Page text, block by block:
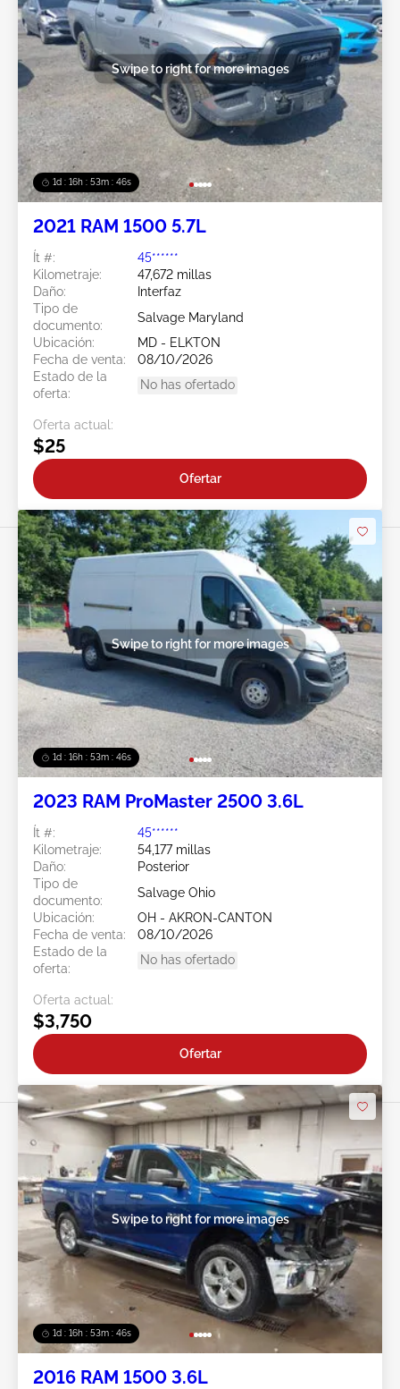
1d : 16h : 53m : 44s
Swipe to right for more images
2021 RAM 1500 5.7L
Ít #:
45******
Kilometraje:
47,672 millas
Daño:
Interfaz
Tipo de
documento:
Salvage Maryland
Ubicación:
MD - ELKTON
Fecha de venta:
08/10/2026
Estado de la
oferta:
No has ofertado
Oferta actual:
$25
Ofertar
1d : 16h : 53m : 44s
Swipe to right for more images
2023 RAM ProMaster 2500 3.6L
Ít #:
45******
Kilometraje:
54,177 millas
Daño:
Posterior
Tipo de
documento:
Salvage Ohio
Ubicación:
OH - AKRON-CANTON
Fecha de venta:
08/10/2026
Estado de la
oferta:
No has ofertado
Oferta actual:
$3,750
Ofertar
1d : 16h : 53m : 44s
Swipe to right for more images
2016 RAM 1500 3.6L